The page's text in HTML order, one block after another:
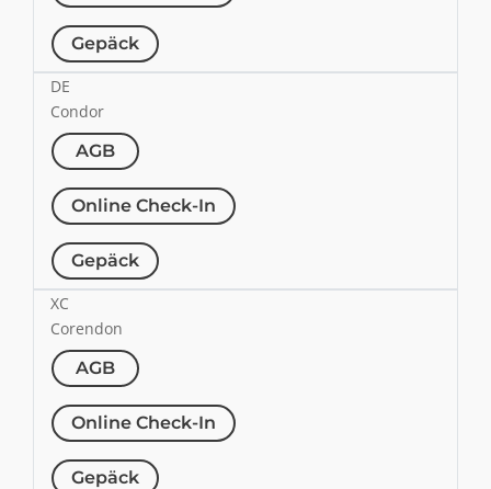
Gepäck
DE
Condor
AGB
Online Check-In
Gepäck
XC
Corendon
AGB
Online Check-In
Gepäck